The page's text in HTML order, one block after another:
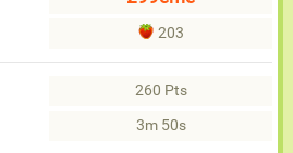
203
260 Pts
3m 50s